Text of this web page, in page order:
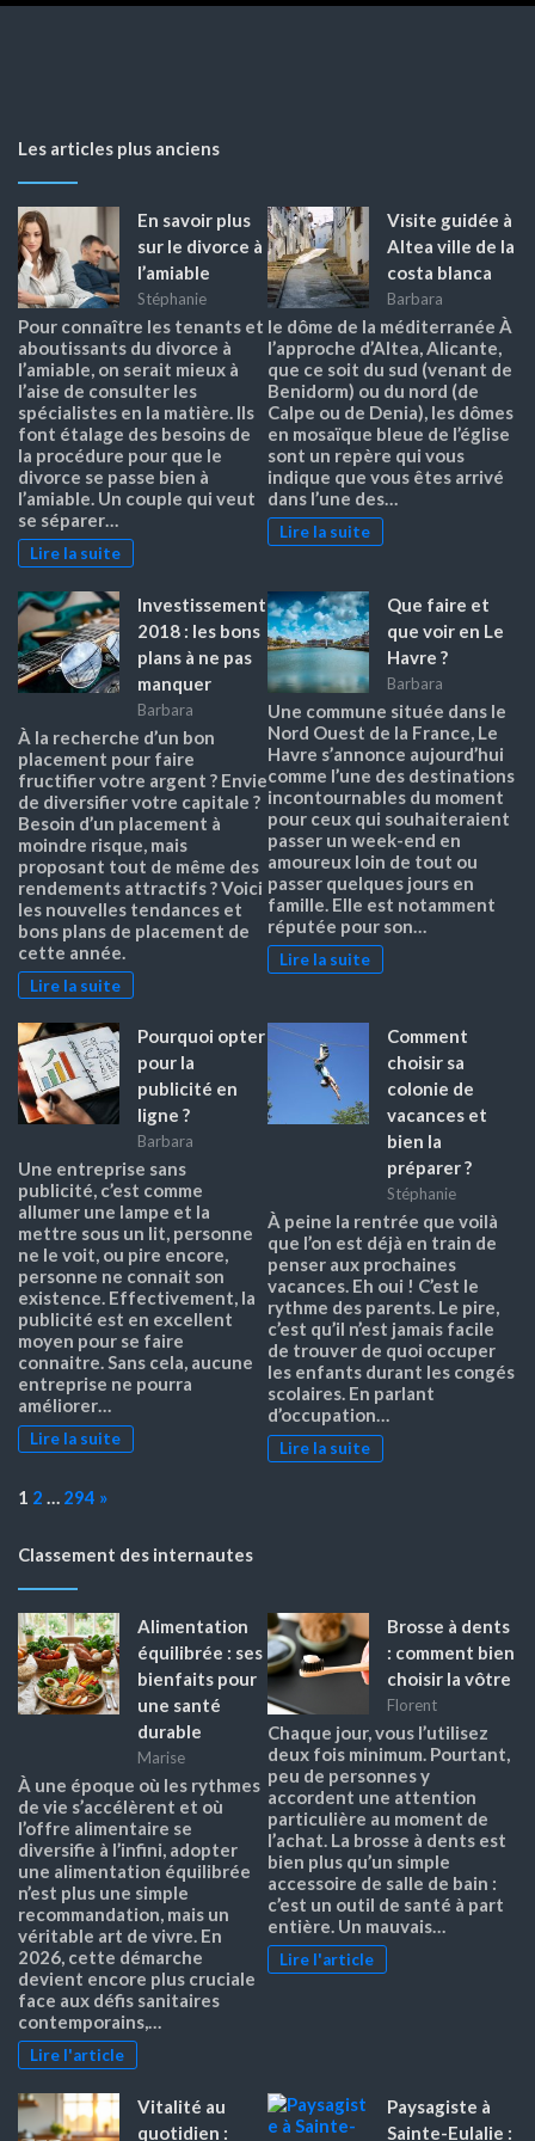
Les articles plus anciens
En savoir plus
sur le divorce à
l’amiable
Stéphanie
Pour connaître les tenants et
aboutissants du divorce à
l’amiable, on serait mieux à
l’aise de consulter les
spécialistes en la matière. Ils
font étalage des besoins de
la procédure pour que le
divorce se passe bien à
l’amiable. Un couple qui veut
se séparer…
Lire la suite
Visite guidée à
Altea ville de la
costa blanca
Barbara
le dôme de la méditerranée À
l’approche d’Altea, Alicante,
que ce soit du sud (venant de
Benidorm) ou du nord (de
Calpe ou de Denia), les dômes
en mosaïque bleue de l’église
sont un repère qui vous
indique que vous êtes arrivé
dans l’une des…
Lire la suite
Investissement
2018 : les bons
plans à ne pas
manquer
Barbara
À la recherche d’un bon
placement pour faire
fructifier votre argent ? Envie
de diversifier votre capitale ?
Besoin d’un placement à
moindre risque, mais
proposant tout de même des
rendements attractifs ? Voici
les nouvelles tendances et
bons plans de placement de
cette année.
Lire la suite
Que faire et
que voir en Le
Havre ?
Barbara
Une commune située dans le
Nord Ouest de la France, Le
Havre s’annonce aujourd’hui
comme l’une des destinations
incontournables du moment
pour ceux qui souhaiteraient
passer un week-end en
amoureux loin de tout ou
passer quelques jours en
famille. Elle est notamment
réputée pour son…
Lire la suite
Pourquoi opter
pour la
publicité en
ligne ?
Barbara
Une entreprise sans
publicité, c’est comme
allumer une lampe et la
mettre sous un lit, personne
ne le voit, ou pire encore,
personne ne connait son
existence. Effectivement, la
publicité est en excellent
moyen pour se faire
connaitre. Sans cela, aucune
entreprise ne pourra
améliorer…
Lire la suite
Comment
choisir sa
colonie de
vacances et
bien la
préparer ?
Stéphanie
À peine la rentrée que voilà
que l’on est déjà en train de
penser aux prochaines
vacances. Eh oui ! C’est le
rythme des parents. Le pire,
c’est qu’il n’est jamais facile
de trouver de quoi occuper
les enfants durant les congés
scolaires. En parlant
d’occupation…
Lire la suite
Page:
1 2 … 294 Next
»
Classement des internautes
Alimentation
équilibrée : ses
bienfaits pour
une santé
durable
Marise
À une époque où les rythmes
de vie s’accélèrent et où
l’offre alimentaire se
diversifie à l’infini, adopter
une alimentation équilibrée
n’est plus une simple
recommandation, mais un
véritable art de vivre. En
2026, cette démarche
devient encore plus cruciale
face aux défis sanitaires
contemporains,…
Lire l'article
Brosse à dents
: comment bien
choisir la vôtre
Florent
Chaque jour, vous l’utilisez
deux fois minimum. Pourtant,
peu de personnes y
accordent une attention
particulière au moment de
l’achat. La brosse à dents est
bien plus qu’un simple
accessoire de salle de bain :
c’est un outil de santé à part
entière. Un mauvais…
Lire l'article
Vitalité au
quotidien :
Paysagiste à
Sainte-Eulalie :